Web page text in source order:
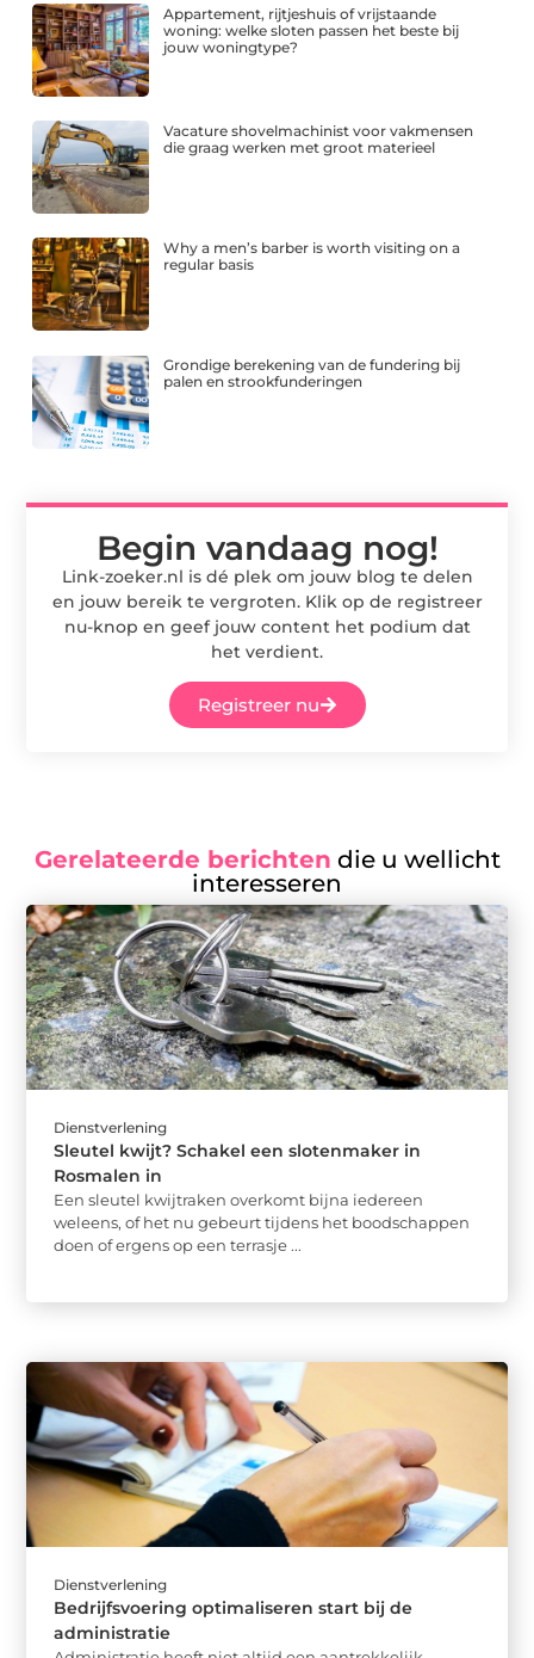
Appartement, rijtjeshuis of vrijstaande
woning: welke sloten passen het beste bij
jouw woningtype?
Vacature shovelmachinist voor vakmensen
die graag werken met groot materieel
Why a men’s barber is worth visiting on a
regular basis
Grondige berekening van de fundering bij
palen en strookfunderingen
Begin vandaag nog!
Link-zoeker.nl is dé plek om jouw blog te delen
en jouw bereik te vergroten. Klik op de registreer
nu-knop en geef jouw content het podium dat
het verdient.
Registreer nu
Gerelateerde berichten die u wellicht
interesseren
Dienstverlening
Sleutel kwijt? Schakel een slotenmaker in
Rosmalen in
Een sleutel kwijtraken overkomt bijna iedereen
weleens, of het nu gebeurt tijdens het boodschappen
doen of ergens op een terrasje ...
Dienstverlening
Bedrijfsvoering optimaliseren start bij de
administratie